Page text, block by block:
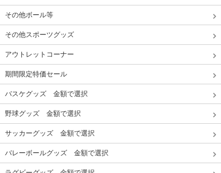
その他ボール等
その他スポーツグッズ
アウトレットコーナー
期間限定特価セール
バスケグッズ 金額で選択
野球グッズ 金額で選択
サッカーグッズ 金額で選択
バレーボールグッズ 金額で選択